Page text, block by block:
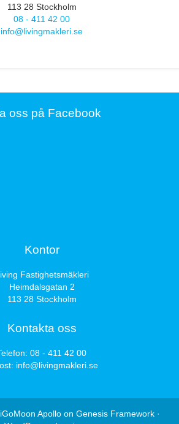
113 28 Stockholm
08 - 411 42 00
info@livingmakleri.se
oss på Facebook
Kontor
Fastighetsmäkleri
Heimdalsgatan 2
113 28 Stockholm
Kontakta oss
08 - 411 42 00
info@livingmakleri.se
iGoMoon Apolloon Genesis Framework·